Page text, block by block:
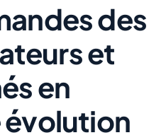
des
et
en